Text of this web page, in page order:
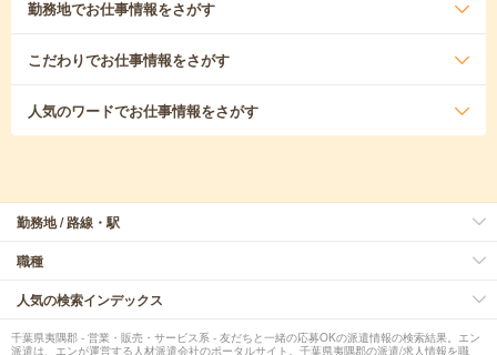
勤務地でお仕事情報をさがす
こだわりでお仕事情報をさがす
人気のワードでお仕事情報をさがす
勤務地 / 路線・駅
職種
人気の検索インデックス
千葉県夷隅郡 - 営業・販売・サービス系 - 友だちと一緒の応募OKの派遣情報の検索結果。エン
派遣は、エンが運営する人材派遣会社のポータルサイト。千葉県夷隅郡の派遣/求人情報を職